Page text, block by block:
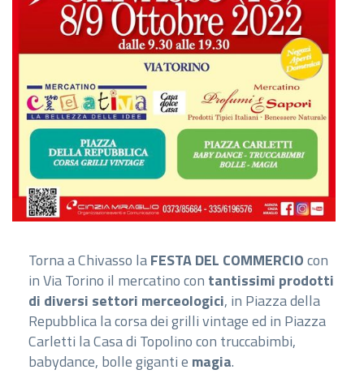
Torna a Chivasso laFESTA DEL COMMERCIOcon
in Via Torino il mercatino con tantissimi prodotti
di diversi settori merceologici, in Piazza della
Repubblica la corsa dei grilli vintage ed in Piazza
Carletti la Casa di Topolino con truccabimbi,
babydance, bolle giganti e magia.